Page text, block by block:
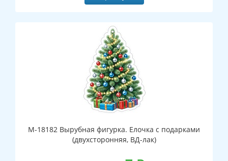
М-18182 Вырубная фигурка. Елочка с подарками
(двухсторонняя, ВД-лак)